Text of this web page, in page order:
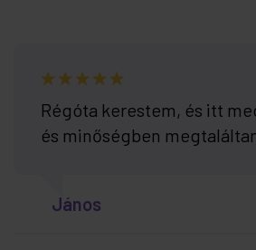
Régóta kerestem, és itt
és minőségben
János